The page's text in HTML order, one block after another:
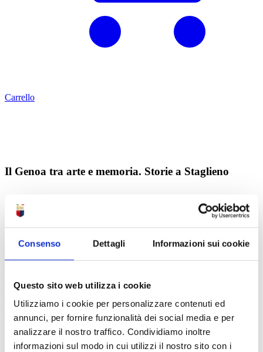
Consenso Dettagli Informazioni sui cookie
Questo sito web utilizza i cookie
Utilizziamo i cookie per personalizzare contenuti ed
annunci, per fornire funzionalità dei social media e per
analizzare il nostro traffico. Condividiamo inoltre
informazioni sul modo in cui utilizzi il nostro sito con i
Carrello
Il Genoa tra arte e memoria. Storie a Staglieno
Il Genoa tra arte e memoria. Storie a
Il Cimitero Monumentale di Staglieno è uno dei luoghi più
e storia civile si intrecciano. Tra monumenti, sculture e architetture
funerarie di straordinario valore, Staglieno custodisce anche le tracce
della storia del Genoa Cricket and Football Club, raccontata
attraverso le vite di uomini che ne hanno segnato l’identità sportiva,
culturale e sociale.
All’interno del complesso monumentale si trovano infatti le